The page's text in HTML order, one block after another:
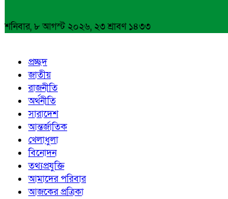
শনিবার, ৮ আগস্ট ২০২৬, ২৩ শ্রাবণ ১৪৩৩
প্রচ্ছদ
জাতীয়
রাজনীতি
অর্থনীতি
সারাদেশ
আন্তর্জাতিক
খেলাধুলা
বিনোদন
তথ্যপ্রযুক্তি
আমাদের পরিবার
আজকের প্রত্রিকা